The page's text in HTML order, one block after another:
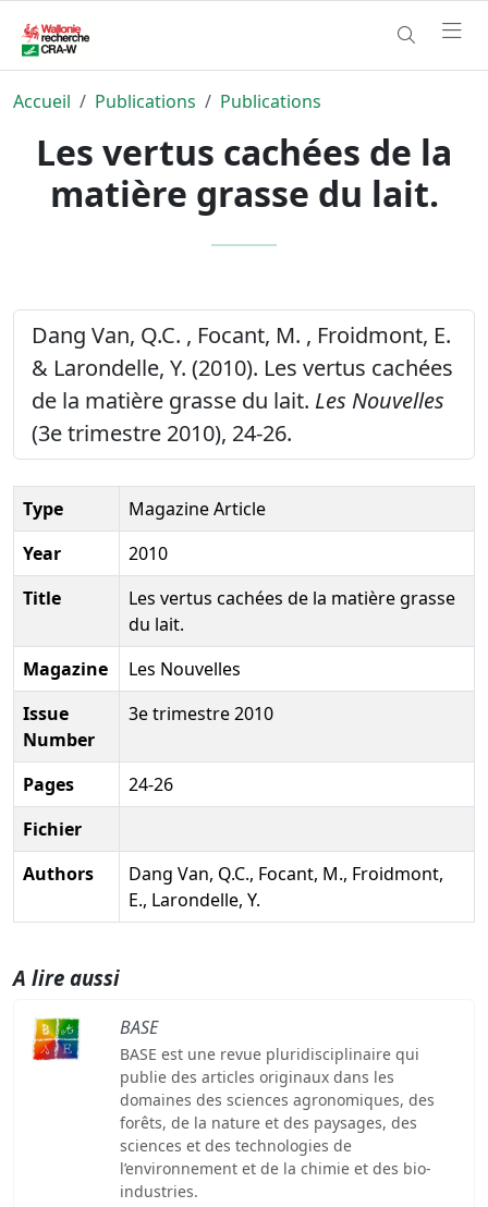
Accueil Publications Publications
Les vertus cachées de la
matière grasse du lait.
Dang Van, Q.C. , Focant, M. , Froidmont, E.
& Larondelle, Y. (2010). Les vertus cachées
de la matière grasse du lait. Les Nouvelles
(3e trimestre 2010), 24-26.
Type
Magazine Article
Year
2010
Title
Les vertus cachées de la matière grasse
du lait.
Magazine
Les Nouvelles
Issue
Number
3e trimestre 2010
Pages
24-26
Fichier
Authors
Dang Van, Q.C., Focant, M., Froidmont,
E., Larondelle, Y.
A lire aussi
BASE
BASE est une revue pluridisciplinaire qui
publie des articles originaux dans les
domaines des sciences agronomiques, des
forêts, de la nature et des paysages, des
sciences et des technologies de
l’environnement et de la chimie et des bio-
industries.